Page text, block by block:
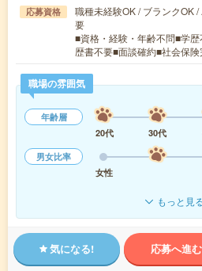
応募資格
職種未経験OK / ブランクOK
要
■資格・経験・年齢不問■学
歴書不要■面談確約■社会保
職場の雰囲気
年齢層
20代
30代
男女比率
女性
もっと見
気になる! 応募へ進む